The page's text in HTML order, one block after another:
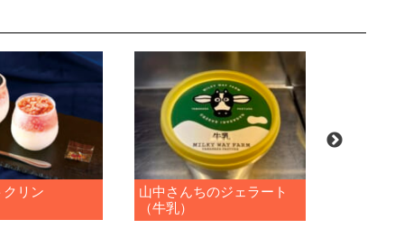
リン
山中さんちのジェラート
（牛乳）